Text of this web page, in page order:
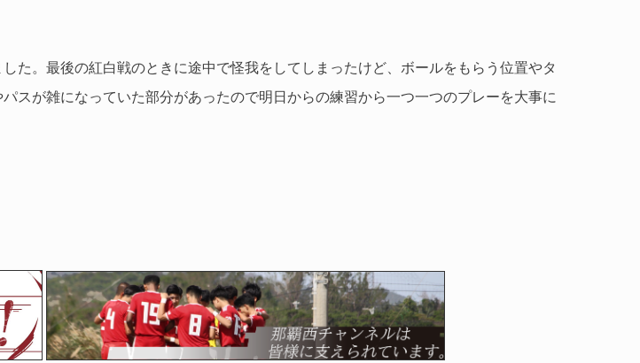
た。最後の紅白戦のときに途中で怪我をしてしまったけど、ボールをもらう位置やタ
スが雑になっていた部分があったので明日からの練習から一つ一つのプレーを大事に